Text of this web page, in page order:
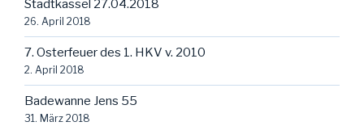
Stadtkassel 27.04.2018
26. April 2018
7. Osterfeuer des 1. HKV v. 2010
2. April 2018
Badewanne Jens 55
31. März 2018